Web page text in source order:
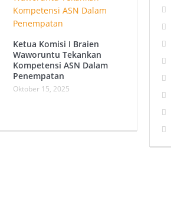
Ketua Komisi I Braien
Waworuntu Tekankan
Kompetensi ASN Dalam
Penempatan
Oktober 15, 2025